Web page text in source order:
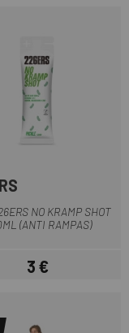
NO KRAMP SHOT
(ANTI RAMPAS)
Precio
3 €